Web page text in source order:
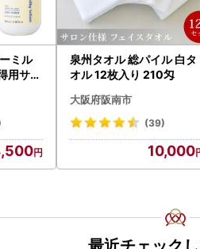
ミル
用サイ
泉州タオル 総パイル 白タ
オル 12枚入り 210匁
大阪府阪南市
(39)
10,000